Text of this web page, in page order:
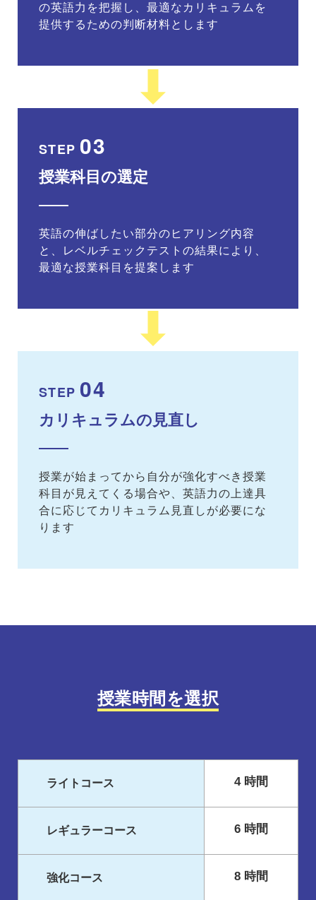
の英語力を把握し、最適なカリキュラムを
提供するための判断材料とします
STEP 03
授業科目の選定
英語の伸ばしたい部分のヒアリング内容
と、レベルチェックテストの結果により、
最適な授業科目を提案します
STEP 04
カリキュラムの見直し
授業が始まってから自分が強化すべき授業
科目が見えてくる場合や、英語力の上達具
合に応じてカリキュラム見直しが必要にな
ります
授業時間を選択
ライトコース 4 時間
レギュラーコース 6 時間
強化コース 8 時間